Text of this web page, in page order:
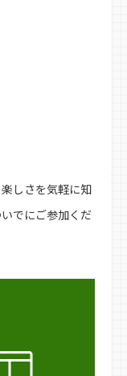
しさを気軽に知
でにご参加くだ